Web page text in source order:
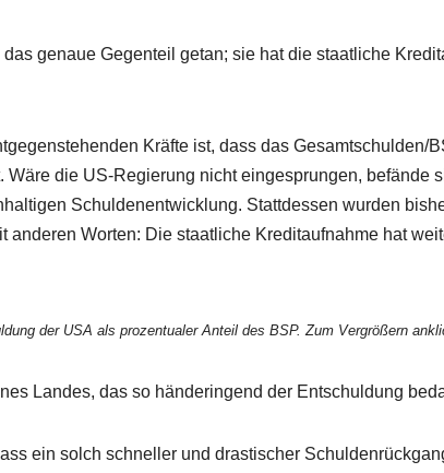
genaue Gegenteil getan; sie hat die staatliche
Kräfte ist, dass das Gesamtschulden/
Wäre die US-Regierung nicht eingesprungen, befände
Schuldenentwicklung. Stattdessen wurden
anderen Worten: Die staatliche Kreditaufnahme hat
der USA als prozentualer Anteil des BSP. Zum Vergrößern
Landes, das so händeringend der Entschuldung
ein solch schneller und drastischer